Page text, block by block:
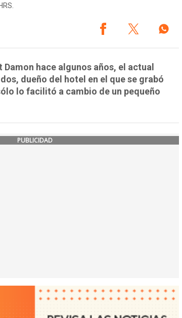
hace algunos años, el actual
dueño del hotel en el que se grabó
lo facilitó a cambio de un pequeño
PUBLICIDAD